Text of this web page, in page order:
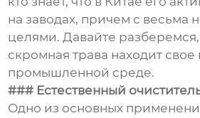
на заводах, причем с весьма
целями. Давайте
скромная трава находит
промышленной среде.
### Естественный
Одно из основных